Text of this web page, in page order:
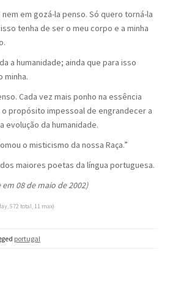
em gozá-la penso. Só quero torná-la
tenha de ser o meu corpo e a minha
a humanidade; ainda que para isso
minha.
Cada vez mais ponho na essência
o propósito impessoal de engrandecer a
evolução da humanidade.
o misticismo da nossa Raça.”
maiores poetas da língua portuguesa.
08 de maio de 2002)
572 total, 11 max)
portugal